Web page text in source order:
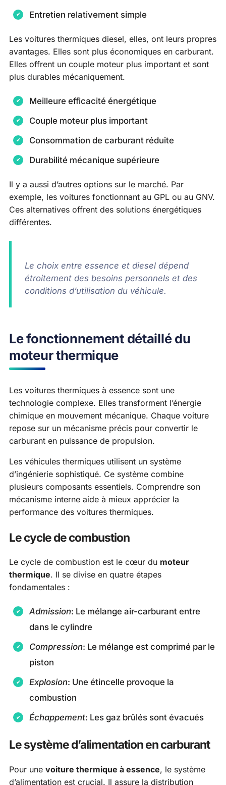
Entretien relativement simple
Les voitures thermiques diesel, elles, ont leurs propres
avantages. Elles sont plus économiques en carburant.
Elles offrent un couple moteur plus important et sont
plus durables mécaniquement.
Meilleure efficacité énergétique
Couple moteur plus important
Consommation de carburant réduite
Durabilité mécanique supérieure
Il y a aussi d’autres options sur le marché. Par
exemple, les voitures fonctionnant au GPL ou au GNV.
Ces alternatives offrent des solutions énergétiques
différentes.
Le choix entre essence et diesel dépend
étroitement des besoins personnels et des
conditions d’utilisation du véhicule.
Le fonctionnement détaillé du
moteur thermique
Les voitures thermiques à essence sont une
technologie complexe. Elles transforment l’énergie
chimique en mouvement mécanique. Chaque voiture
repose sur un mécanisme précis pour convertir le
carburant en puissance de propulsion.
Les véhicules thermiques utilisent un système
d’ingénierie sophistiqué. Ce système combine
plusieurs composants essentiels. Comprendre son
mécanisme interne aide à mieux apprécier la
performance des voitures thermiques.
Le cycle de combustion
Le cycle de combustion est le cœur du moteur
thermique. Il se divise en quatre étapes
fondamentales :
Admission: Le mélange air-carburant entre
dans le cylindre
Compression: Le mélange est comprimé par le
piston
Explosion: Une étincelle provoque la
combustion
Échappement: Les gaz brûlés sont évacués
Le système d’alimentation en carburant
Pour une voiture thermique à essence, le système
d’alimentation est crucial. Il assure la distribution